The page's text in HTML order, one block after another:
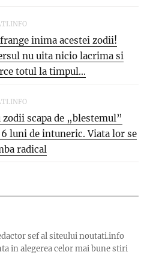
inima acestei zodii!
nu uita nicio lacrima si
totul la timpul...
zodii scapa de „blestemul”
luni de intuneric. Viata lor se
radical
sef al siteului noutati.info
in alegerea celor mai bune stiri